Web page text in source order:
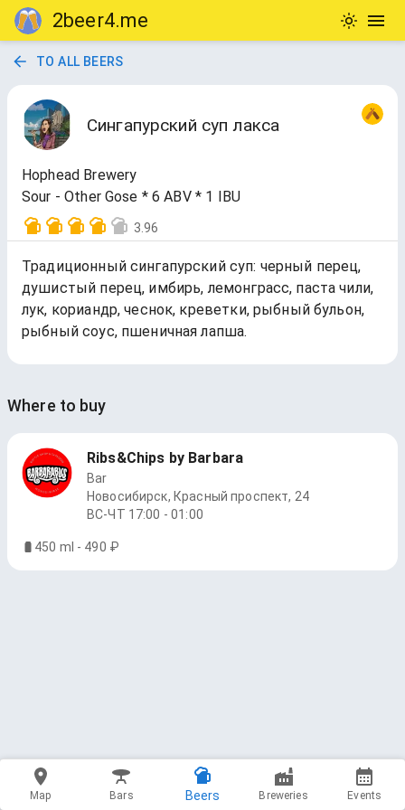
2beer4.me
TO ALL BEERS
Сингапурский суп лакса
Hophead Brewery
Sour - Other Gose * 6 ABV * 1 IBU
3.96
Традиционный сингапурский суп: черный перец,
душистый перец, имбирь, лемонграсс, паста чили,
лук, кориандр, чеснок, креветки, рыбный бульон,
рыбный соус, пшеничная лапша.
Where to buy
Ribs&Chips by Barbara
Bar
Новосибирск, Красный проспект, 24
ВС-ЧТ 17:00 - 01:00
450 ml - 490 ₽
Map Bars Beers Breweries Events